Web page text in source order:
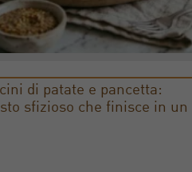
di patate e pancetta:
sfizioso che finisce in un